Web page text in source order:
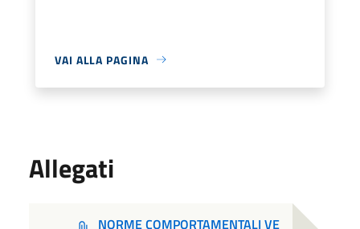
VAI ALLA PAGINA
Allegati
NORME COMPORTAMENTALI VE